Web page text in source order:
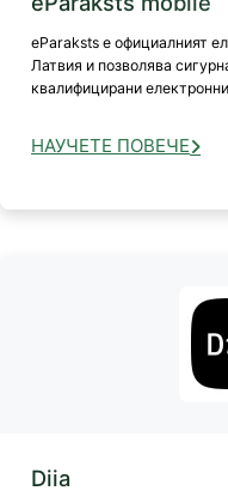
eParaksts е официалният
Латвия и позволява
квалифицирани
НАУЧЕТЕ ПОВЕЧЕ
Diia